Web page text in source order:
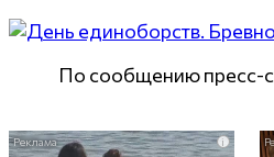
По сообщению пресс-
i